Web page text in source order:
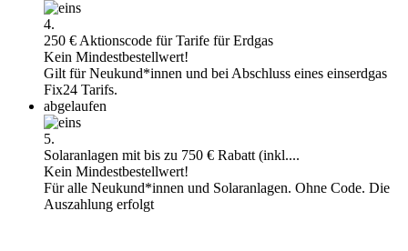
4.
250 € Aktionscode für Tarife für Erdgas
Kein Mindestbestellwert!
Gilt für Neukund*innen und bei Abschluss eines einserdgas
Fix24 Tarifs.
abgelaufen
5.
Solaranlagen mit bis zu 750 € Rabatt (inkl....
Kein Mindestbestellwert!
Für alle Neukund*innen und Solaranlagen. Ohne Code. Die
Auszahlung erfolgt